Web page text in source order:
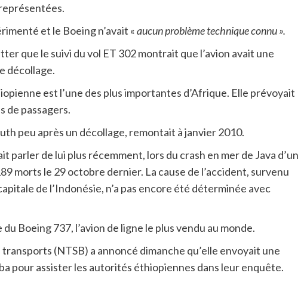
et le Boeing n’avait «aucun problème technique connu ».
que le suivi du vol ET 302 montrait que l’avion avait une
décollage.
est l’une des plus importantes d’Afrique. Elle prévoyait
de passagers.
peu après un décollage, remontait à janvier 2010.
parler de lui plus récemment, lors du crash en mer de Java d’un
morts le 29 octobre dernier. La cause de l’accident, survenu
de l’Indonésie, n’a pas encore été déterminée avec
Boeing 737, l’avion de ligne le plus vendu au monde.
(NTSB) a annoncé dimanche qu’elle envoyait une
pour assister les autorités éthiopiennes dans leur enquête.